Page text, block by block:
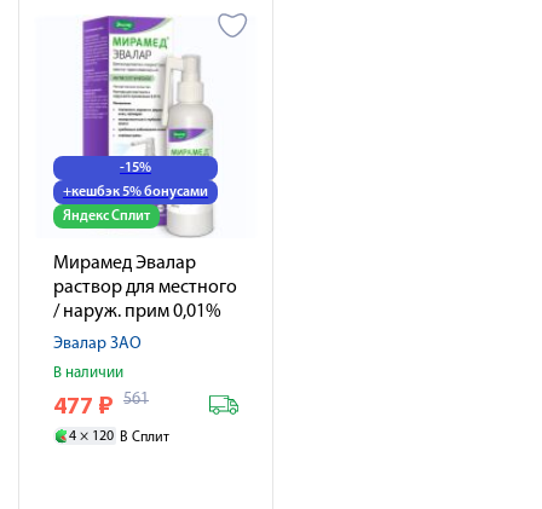
-15%
+кешбэк 5% бонусами
Яндекс Сплит
Мирамед Эвалар
раствор для местного
/ наруж. прим 0,01%
150мл / насадка
Эвалар ЗАО
В наличии
477 ₽ 561
4 × 120 В Сплит